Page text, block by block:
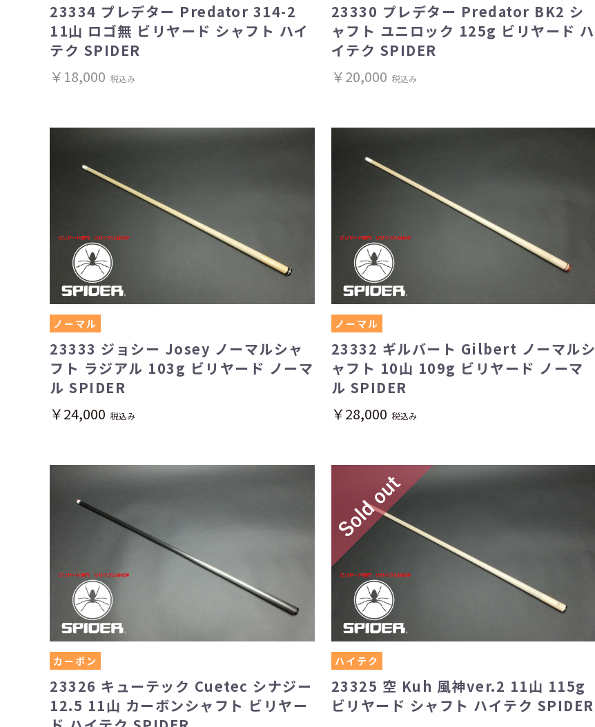
23334 プレデター Predator 314-2
11山 ロゴ無 ビリヤード シャフト ハイ
テク SPIDER
￥18,000 税込み
23330 プレデター Predator BK2 シ
ャフト ユニロック 125g ビリヤード ハ
イテク SPIDER
￥20,000 税込み
ノーマル
23333 ジョシー Josey ノーマルシャ
フト ラジアル 103g ビリヤード ノーマ
ル SPIDER
￥24,000 税込み
ノーマル
23332 ギルバート Gilbert ノーマルシ
ャフト 10山 109g ビリヤード ノーマ
ル SPIDER
￥28,000 税込み
カーボン
23326 キューテック Cuetec シナジー
12.5 11山 カーボンシャフト ビリヤー
ハイテク
23325 空 Kuh 風神ver.2 11山 115g
ビリヤード シャフト ハイテク SPIDER